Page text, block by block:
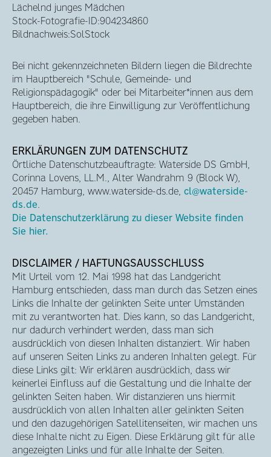
Lächelnd junges Mädchen
Stock-Fotografie-ID:904234860
Bildnachweis:SolStock
Bei nicht gekennzeichneten Bildern liegen die Bildrechte
im Hauptbereich "Schule, Gemeinde- und
Religionspädagogik" oder bei Mitarbeiter*innen aus dem
Hauptbereich, die ihre Einwilligung zur Veröffentlichung
gegeben haben.
ERKLÄRUNGEN ZUM DATENSCHUTZ
Örtliche Datenschutzbeauftragte: Waterside DS GmbH,
Corinna Lovens, LL.M., Alter Wandrahm 9 (Block W),
20457 Hamburg, www.waterside-ds.de, cl@waterside-
ds.de.
Die Datenschutzerklärung zu dieser Website finden
Sie hier.
DISCLAIMER / HAFTUNGSAUSSCHLUSS
Mit Urteil vom 12. Mai 1998 hat das Landgericht
Hamburg entschieden, dass man durch das Setzen eines
Links die Inhalte der gelinkten Seite unter Umständen
mit zu verantworten hat. Dies kann, so das Landgericht,
nur dadurch verhindert werden, dass man sich
ausdrücklich von diesen Inhalten distanziert. Wir haben
auf unseren Seiten Links zu anderen Inhalten gelegt. Für
diese Links gilt: Wir erklären ausdrücklich, dass wir
keinerlei Einfluss auf die Gestaltung und die Inhalte der
gelinkten Seiten haben. Wir distanzieren uns hiermit
ausdrücklich von allen Inhalten aller gelinkten Seiten
und den dazugehörigen Satellitenseiten, wir machen uns
diese Inhalte nicht zu Eigen. Diese Erklärung gilt für alle
angezeigten Links und für alle Inhalte der Seiten.